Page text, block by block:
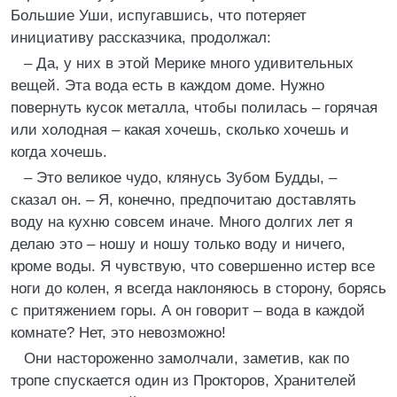
Большие Уши, испугавшись, что потеряет
инициативу рассказчика, продолжал:
– Да, у них в этой Мерике много удивительных
вещей. Эта вода есть в каждом доме. Нужно
повернуть кусок металла, чтобы полилась – горячая
или холодная – какая хочешь, сколько хочешь и
когда хочешь.
– Это великое чудо, клянусь Зубом Будды, –
сказал он. – Я, конечно, предпочитаю доставлять
воду на кухню совсем иначе. Много долгих лет я
делаю это – ношу и ношу только воду и ничего,
кроме воды. Я чувствую, что совершенно истер все
ноги до колен, я всегда наклоняюсь в сторону, борясь
с притяжением горы. А он говорит – вода в каждой
комнате? Нет, это невозможно!
Они настороженно замолчали, заметив, как по
тропе спускается один из Прокторов, Хранителей